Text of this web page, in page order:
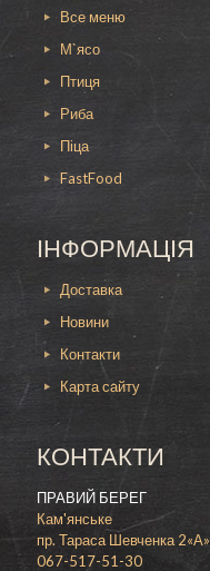
Все меню
М`ясо
Птиця
Риба
Піца
FastFood
ІНФОРМАЦІЯ
Доставка
Новини
Контакти
Карта сайту
КОНТАКТИ
ПРАВИЙ БЕРЕГ
Кам'янське
пр. Тараса Шевченка 2«А»
067-517-51-30